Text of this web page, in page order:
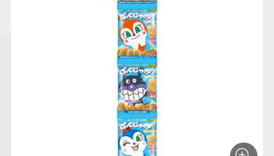
ガンダムシリーズ
にふぉるめーしょん
＆スクエアシール